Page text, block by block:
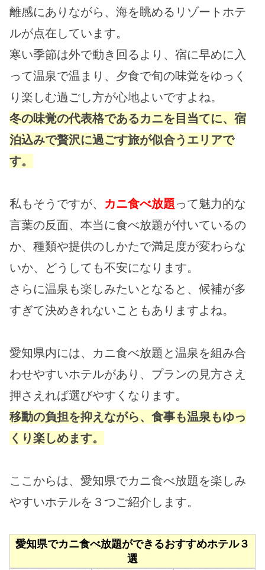
離感にありながら、海を眺めるリゾートホテ
ルが点在しています。
寒い季節は外で動き回るより、宿に早めに入
って温泉で温まり、夕食で旬の味覚をゆっく
り楽しむ過ごし方が心地よいですよね。
冬の味覚の代表格であるカニを目当てに、宿
泊込みで贅沢に過ごす旅が似合うエリアで
す。
私もそうですが、 カニ食べ放題って魅力的な
言葉の反面、本当に食べ放題が付いているの
か、種類や提供のしかたで満足度が変わらな
いか、どうしても不安になります。
さらに温泉も楽しみたいとなると、候補が多
すぎて決めきれないこともありますよね。
愛知県内には、カニ食べ放題と温泉を組み合
わせやすいホテルがあり、プランの見方さえ
押さえれば選びやすくなります。
移動の負担を抑えながら、食事も温泉もゆっ
くり楽しめます。
ここからは、愛知県でカニ食べ放題を楽しみ
やすいホテルを３つご紹介します。
愛知県でカニ食べ放題ができるおすすめホテル３
選